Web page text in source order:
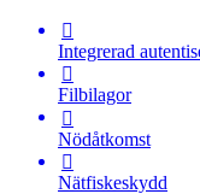

Integrerad

Filbilagor

Nödåtkomst

Nätfiskeskydd